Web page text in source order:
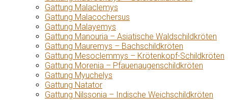
Gattung Malaclemys
Gattung Malacochersus
Gattung Malayemys
Gattung Manouria – Asiatische Waldschildkröten
Gattung Mauremys – Bachschildkröten
Gattung Mesoclemmys – Krötenkopf-Schildkröten
Gattung Morenia – Pfauenaugenschildkröten
Gattung Myuchelys
Gattung Natator
Gattung Nilssonia – Indische Weichschildkröten